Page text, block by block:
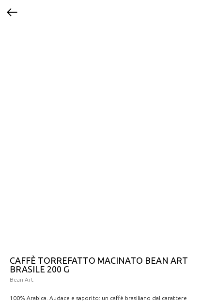
CAFFÈ TORREFATTO MACINATO BEAN ART
BRASILE 200 G
Bean Art
100% Arabica. Audace e saporito: un caffè brasiliano dal carattere